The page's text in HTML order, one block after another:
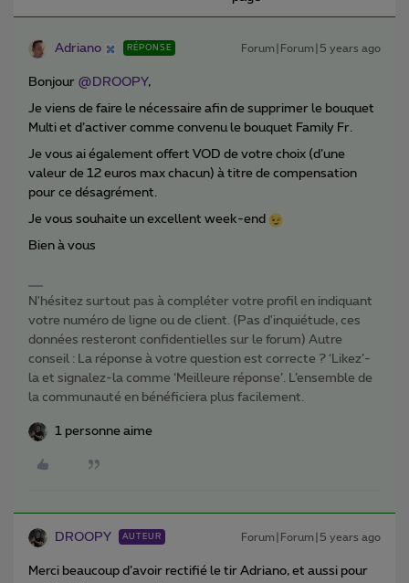
Adriano RÉPONSE Forum|Forum|5 years ago
Bonjour @DROOPY,
Je viens de faire le nécessaire afin de supprimer le bouquet
Multi et d’activer comme convenu le bouquet Family Fr.
Je vous ai également offert VOD de votre choix (d’une
valeur de 12 euros max chacun) à titre de compensation
pour ce désagrément.
Je vous souhaite un excellent week-end
Bien à vous
N'hésitez surtout pas à compléter votre profil en indiquant
votre numéro de ligne ou de client. (Pas d'inquiétude, ces
données resteront confidentielles sur le forum) Autre
conseil : La réponse à votre question est correcte ? ‘Likez’-
la et signalez-la comme ‘Meilleure réponse’. L’ensemble de
la communauté en bénéficiera plus facilement.
1 personne aime
DROOPY AUTEUR Forum|Forum|5 years ago
Merci beaucoup d’avoir rectifié le tir Adriano, et aussi pour